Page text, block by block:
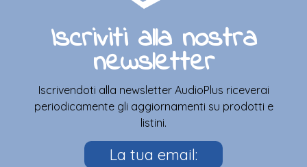
Iscriviti alla nostra
newsletter
Iscrivendoti alla newsletter AudioPlus riceverai
periodicamente gli aggiornamenti su prodotti e
listini.
La tua email: